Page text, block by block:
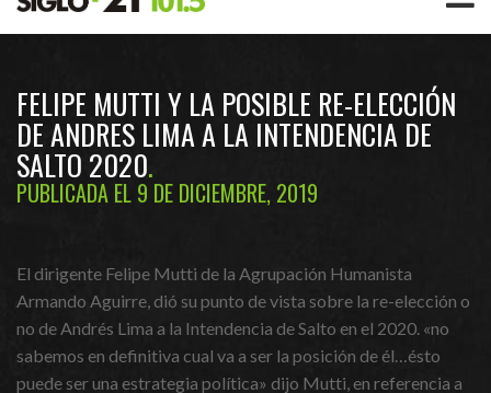
FELIPE MUTTI Y LA POSIBLE RE-ELECCIÓN
DE ANDRES LIMA A LA INTENDENCIA DE
SALTO 2020
PUBLICADA EL 9 DE DICIEMBRE, 2019
El dirigente Felipe Mutti de la Agrupación Humanista
Armando Aguirre, dió su punto de vista sobre la re-elección o
no de Andrés Lima a la Intendencia de Salto en el 2020. «no
sabemos en definitiva cual va a ser la posición de él…ésto
puede ser una estrategia política» dijo Mutti, en referencia a